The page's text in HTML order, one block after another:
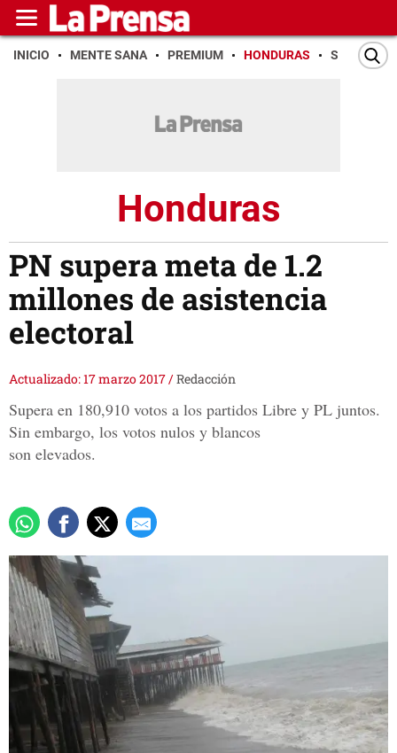
INICIO MENTE SANA PREMIUM HONDURAS SAN PEDRO
Honduras
PN supera meta de 1.2
millones de asistencia
electoral
Actualizado: 17 marzo 2017/Redacción
Supera en 180,910 votos a los partidos Libre y PL juntos.
Sin embargo, los votos nulos y blancos
son elevados.